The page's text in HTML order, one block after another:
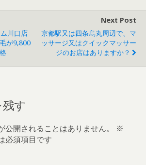
川口店
が9,800
Next Post
京都駅又は四条烏丸周辺で、マ
ッサージ又はクイックマッサー
ジのお店はありますか？
す
公開されることはありません。
※
必須項目です